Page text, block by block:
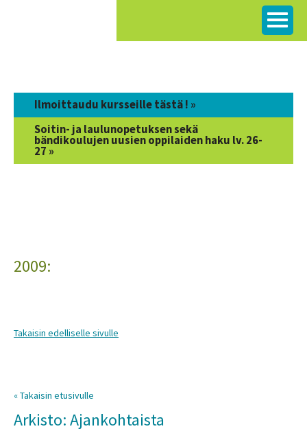
Ilmoittaudu kursseille tästä ! »
Soitin- ja laulunopetuksen sekä
bändikoulujen uusien oppilaiden haku lv. 26-
27 »
2009:
Takaisin edelliselle sivulle
« Takaisin etusivulle
Arkisto: Ajankohtaista